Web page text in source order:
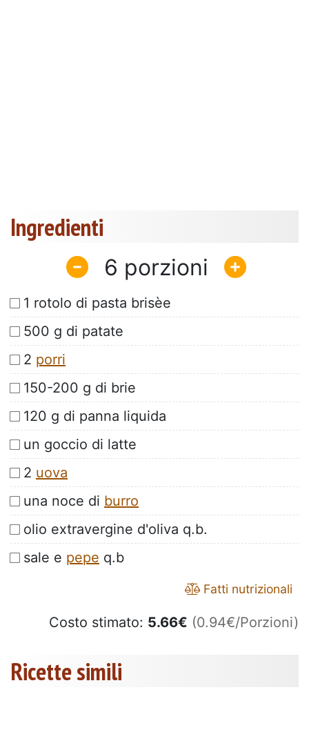
Ingredienti
6
1 rotolo di pasta brisèe
500 g di patate
2 porri
150-200 g di brie
120 g di panna liquida
un goccio di latte
2 uova
una noce di burro
olio extravergine d'oliva q.b.
sale e pepe q.b
Fatti nutrizionali
Costo stimato: 5.66€ (0.94€/Porzioni)
Ricette simili